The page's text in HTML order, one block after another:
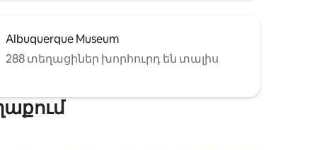
Albuquerque Museum
288 տեղացիներ խորհուրդ են տալիս